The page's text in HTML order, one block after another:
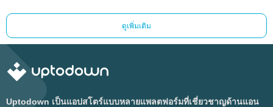
ดูเพิ่มเติม
Uptodown เป็นแอปสโตร์แบบหลายแพลตฟอร์มที่เชี่ยวชาญด้านแอน